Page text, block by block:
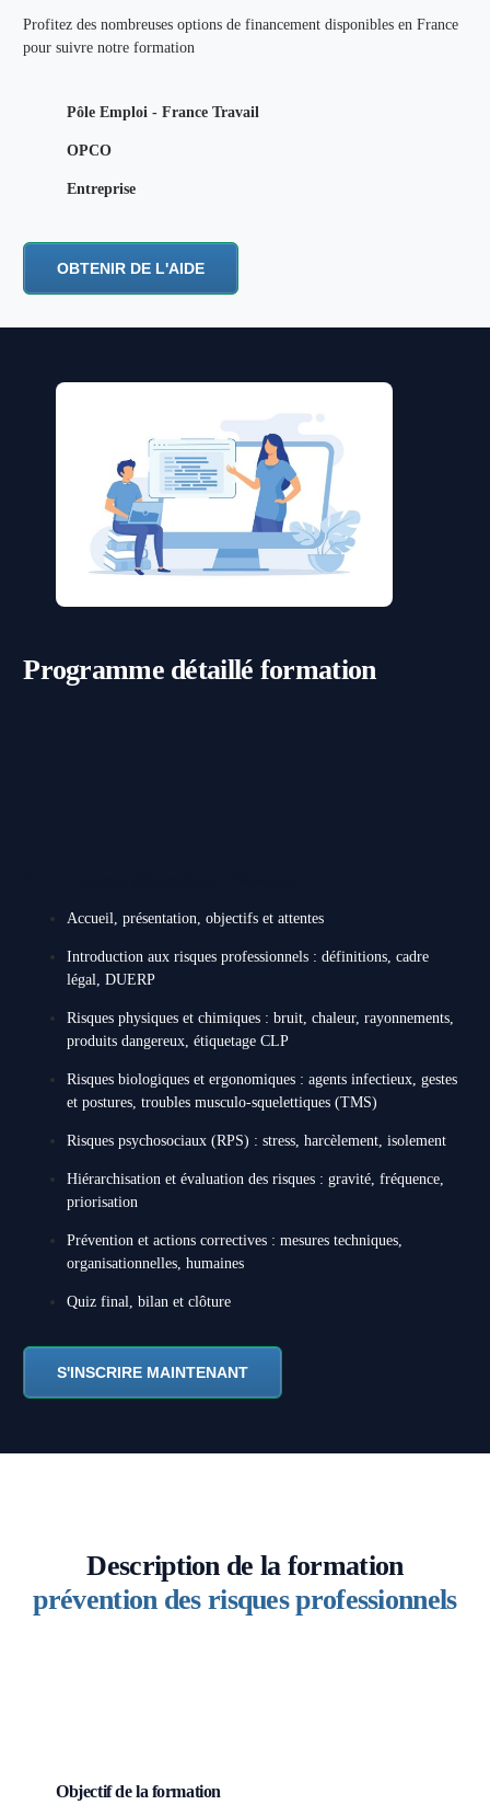
Profitez des nombreuses options de financement disponibles en France
pour suivre notre formation
Pôle Emploi - France Travail
OPCO
Entreprise
OBTENIR DE L'AIDE
Programme détaillé formation
Accueil, présentation, objectifs et attentes
Introduction aux risques professionnels : définitions, cadre
légal, DUERP
Risques physiques et chimiques : bruit, chaleur, rayonnements,
produits dangereux, étiquetage CLP
Risques biologiques et ergonomiques : agents infectieux, gestes
et postures, troubles musculo-squelettiques (TMS)
Risques psychosociaux (RPS) : stress, harcèlement, isolement
Hiérarchisation et évaluation des risques : gravité, fréquence,
priorisation
Prévention et actions correctives : mesures techniques,
organisationnelles, humaines
Quiz final, bilan et clôture
S'INSCRIRE MAINTENANT
Description de la formation
prévention des risques professionnels
Objectif de la formation